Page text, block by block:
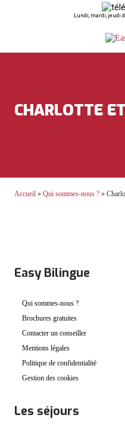
Lundi, mardi, jeudi
CHARLOTTE
Accueil» Qui sommes-nous ?»
Easy Bilingue
Qui sommes-nous ?
Brochures gratuites
Contacter un conseiller
Mentions légales
Politique de confidentialité
Gestion des cookies
Les séjours